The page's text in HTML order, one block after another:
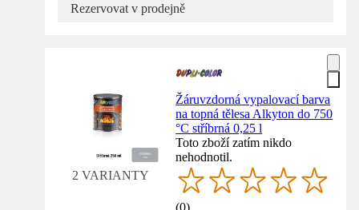
Rezervovat v prodejně
2 VARIANTY
Žáruvzdorná vypalovací barva
na topná tělesa Alkyton do 750
°C stříbrná 0,25 l
Toto zboží zatím nikdo
nehodnotil.
(0)